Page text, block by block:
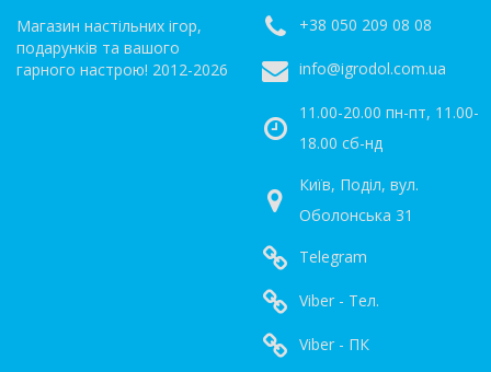
Магазин настільних ігор,
подарунків та вашого
гарного настрою! 2012-2026
+38 050 209 08 08
info@igrodol.com.ua
11.00-20.00 пн-пт, 11.00-
18.00 сб-нд
Київ, Поділ, вул.
Оболонська 31
Telegram
Viber - Тел.
Viber - ПК